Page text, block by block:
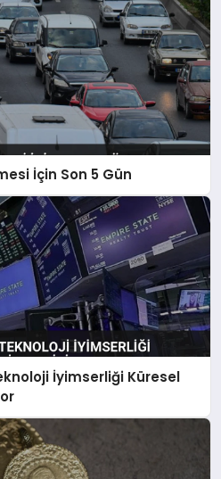
İçin Son 5 Gün
İyimserliği Küresel